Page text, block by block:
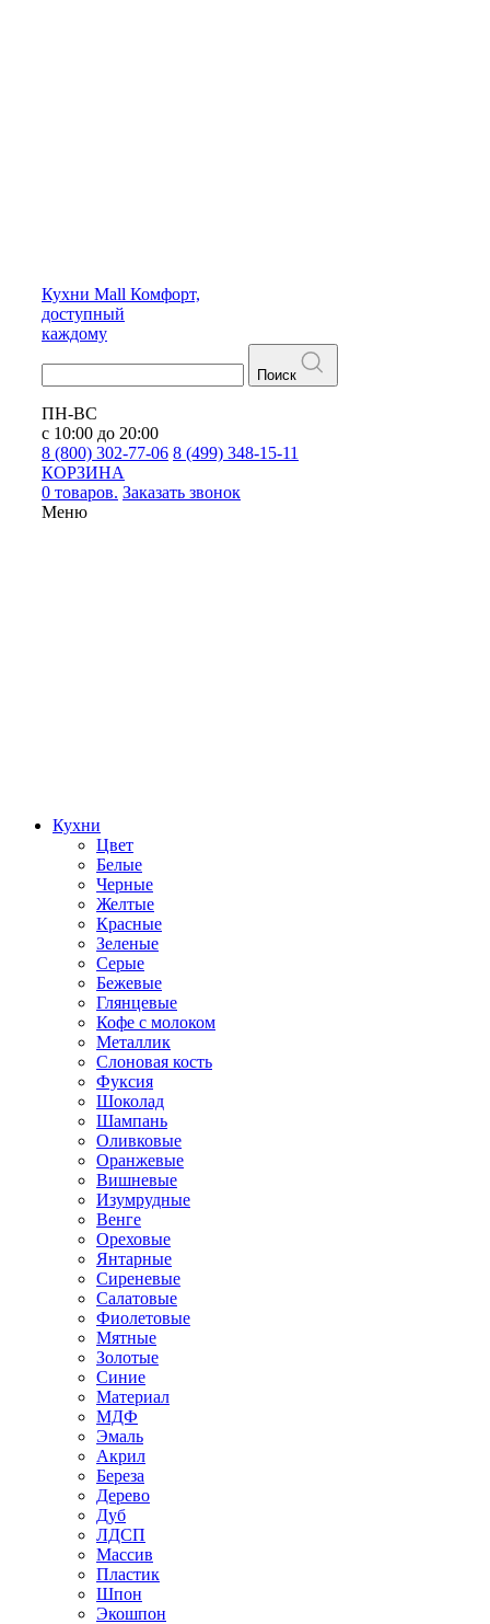
Кухни Mall Комфорт,
доступный
каждому
Поиск
ПН-ВС
с 10:00 до 20:00
8 (800) 302-77-06 8 (499) 348-15-11
КОРЗИНА
0 товаров. Заказать звонок
Меню
Кухни
Цвет
Белые
Черные
Желтые
Красные
Зеленые
Серые
Бежевые
Глянцевые
Кофе с молоком
Металлик
Слоновая кость
Фуксия
Шоколад
Шампань
Оливковые
Оранжевые
Вишневые
Изумрудные
Венге
Ореховые
Янтарные
Сиреневые
Салатовые
Фиолетовые
Мятные
Золотые
Синие
Материал
МДФ
Эмаль
Акрил
Береза
Дерево
Дуб
ЛДСП
Массив
Пластик
Шпон
Экошпон